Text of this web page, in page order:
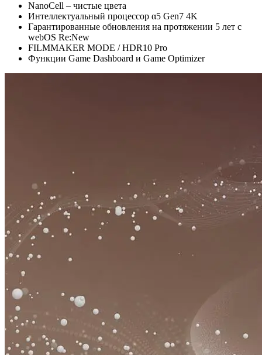
NanoCell – чистые цвета
Интеллектуальный процессор α5 Gen7 4K
Гарантированные обновления на протяжении 5 лет с
webOS Re:New
FILMMAKER MODE / HDR10 Pro
Функции Game Dashboard и Game Optimizer